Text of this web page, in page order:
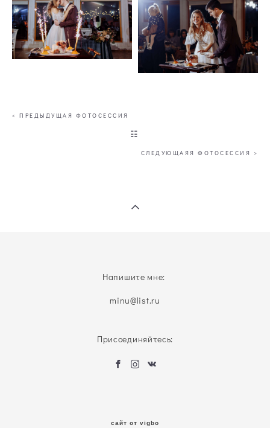
< ПРЕДЫДУЩАЯ ФОТОСЕССИЯ
☷
СЛЕДУЮЩАЯЯ ФОТОСЕССИЯ >
Напишите мне:
minu@list.ru
Присоединяйтесь:
сайт от vigbo